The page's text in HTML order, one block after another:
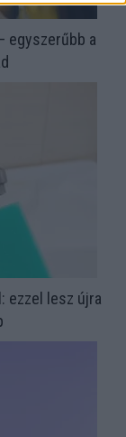
egyszerűbb a
ezzel lesz újra